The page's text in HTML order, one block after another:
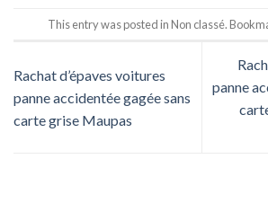
This entry was posted in Non classé.
Rachat d’épaves voitures
panne accidentée gagée sans
carte grise Maupas
panne